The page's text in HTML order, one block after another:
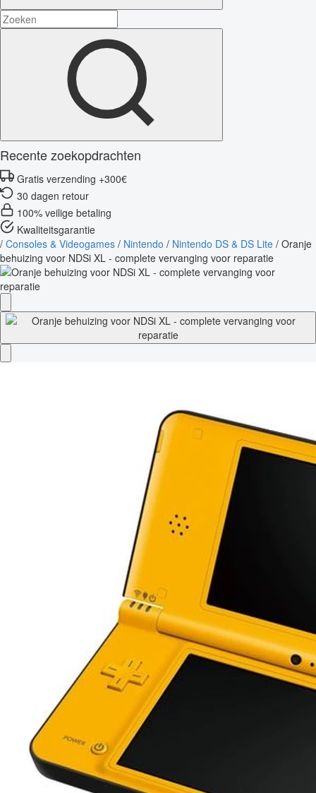
Recente zoekopdrachten
Gratis verzending +300€
30 dagen retour
100% veilige betaling
Kwaliteitsgarantie
/ Consoles & Videogames / Nintendo / Nintendo DS & DS Lite / Oranje
behuizing voor NDSi XL - complete vervanging voor reparatie